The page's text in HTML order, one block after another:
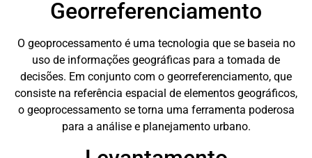
Georreferenciamento
O geoprocessamento é uma tecnologia que se baseia no
uso de informações geográficas para a tomada de
decisões. Em conjunto com o georreferenciamento, que
consiste na referência espacial de elementos geográficos,
o geoprocessamento se torna uma ferramenta poderosa
para a análise e planejamento urbano.